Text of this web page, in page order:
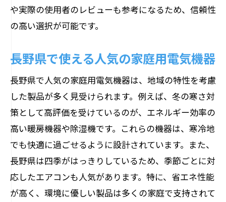
や実際の使用者のレビューも参考になるため、信頼性
の高い選択が可能です。
長野県で使える人気の家庭用電気機器
長野県で人気の家庭用電気機器は、地域の特性を考慮
した製品が多く見受けられます。例えば、冬の寒さ対
策として高評価を受けているのが、エネルギー効率の
高い暖房機器や除湿機です。これらの機器は、寒冷地
でも快適に過ごせるように設計されています。また、
長野県は四季がはっきりしているため、季節ごとに対
応したエアコンも人気があります。特に、省エネ性能
が高く、環境に優しい製品は多くの家庭で支持されて